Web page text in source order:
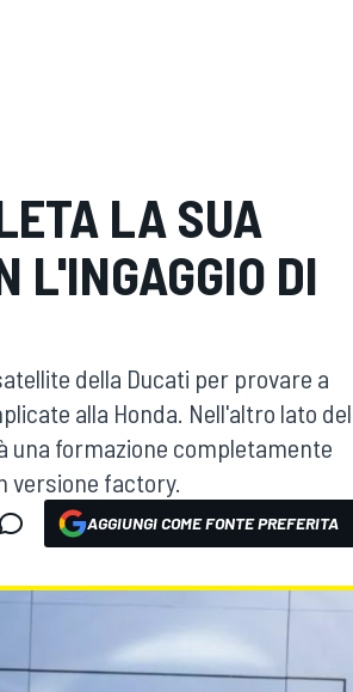
LA SUA
L'INGAGGIO DI
della Ducati per provare a
alla Honda. Nell'altro lato del
una formazione completamente
versione factory.
AGGIUNGI COME FONTE PREFERITA